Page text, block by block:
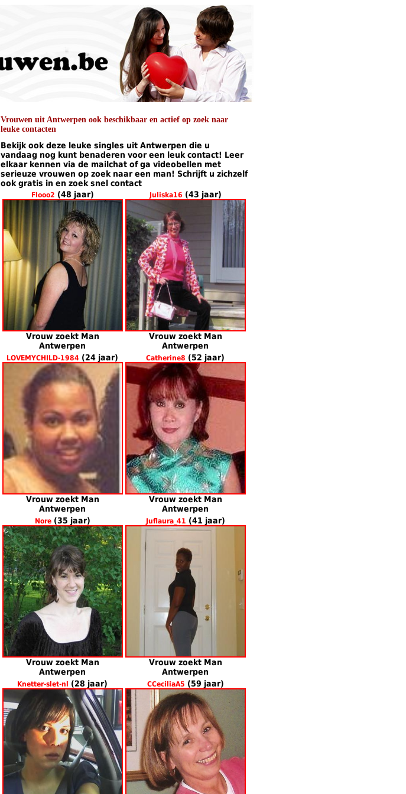
Vrouwen uit Antwerpen ook beschikbaar en actief op zoek naar
leuke contacten
Bekijk ook deze leuke singles uit Antwerpen die u
vandaag nog kunt benaderen voor een leuk contact! Leer
elkaar kennen via de mailchat of ga videobellen met
serieuze vrouwen op zoek naar een man! Schrijft u zichzelf
ook gratis in en zoek snel contact
Flooo2 (48 jaar)
Vrouw zoekt Man
Antwerpen
Juliska16 (43 jaar)
Vrouw zoekt Man
Antwerpen
LOVEMYCHILD-1984 (24 jaar)
Vrouw zoekt Man
Antwerpen
Catherine8 (52 jaar)
Vrouw zoekt Man
Antwerpen
Nore(35 jaar)
Vrouw zoekt Man
Antwerpen
Juflaura_41 (41 jaar)
Vrouw zoekt Man
Antwerpen
Knetter-slet-nl (28 jaar) CCeciliaA5 (59 jaar)